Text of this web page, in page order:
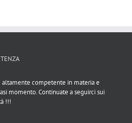
altamente competente in materia e
momento. Continuate a seguirci sui
!!!